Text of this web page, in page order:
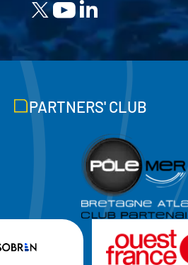
PARTNERS' CLUB